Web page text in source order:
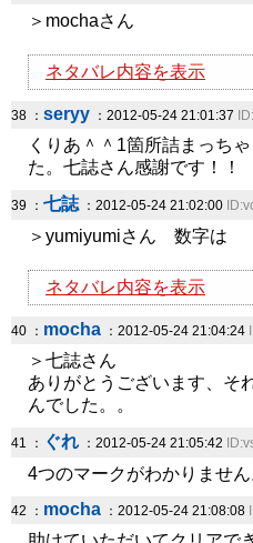
＞mochaさん
ネタバレ内容を表示
38 ： seryy ：2012-05-24 21:01:37
くりあ＾＾1箇所詰まっち
た。七誌さん感謝です！！
39 ： 七誌：2012-05-24 21:02:00
＞yumiyumiさん 数字は
ネタバレ内容を表示
40 ： mocha ：2012-05-24 21:04:24
＞七誌さん
ありがとうございます、そ
んでした。。
41 ： ぐれ ：2012-05-24 21:05:42
4つのマークがわかりませ
42 ： mocha ：2012-05-24 21:08:08